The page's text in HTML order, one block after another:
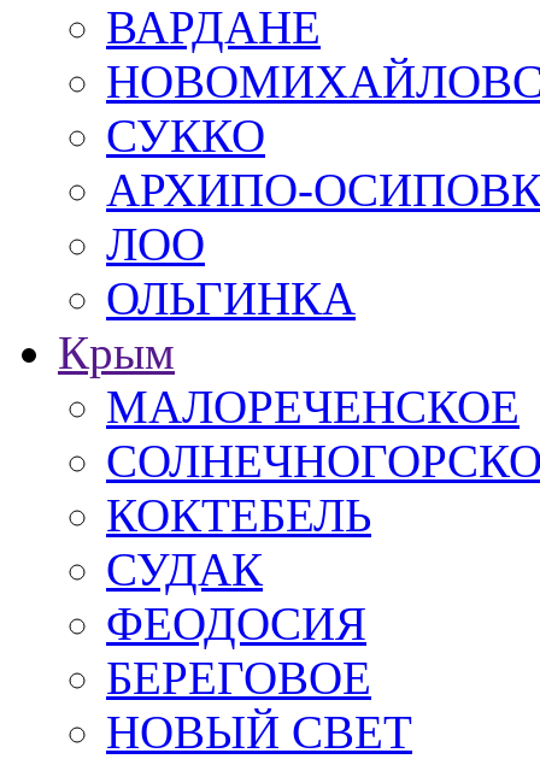
ВАРДАНЕ
СУККО
АРХИПО-
ЛОО
ОЛЬГИНКА
Крым
МАЛОРЕЧЕНСКОЕ
КОКТЕБЕЛЬ
СУДАК
ФЕОДОСИЯ
БЕРЕГОВОЕ
НОВЫЙ СВЕТ